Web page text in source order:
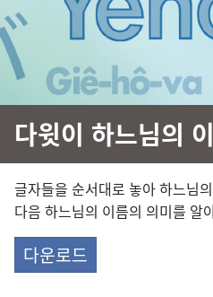
다윗이 하느님의
글자들을 순서대로 놓아 하느님
다음 하느님의 이름의 의미를 알
다운로드